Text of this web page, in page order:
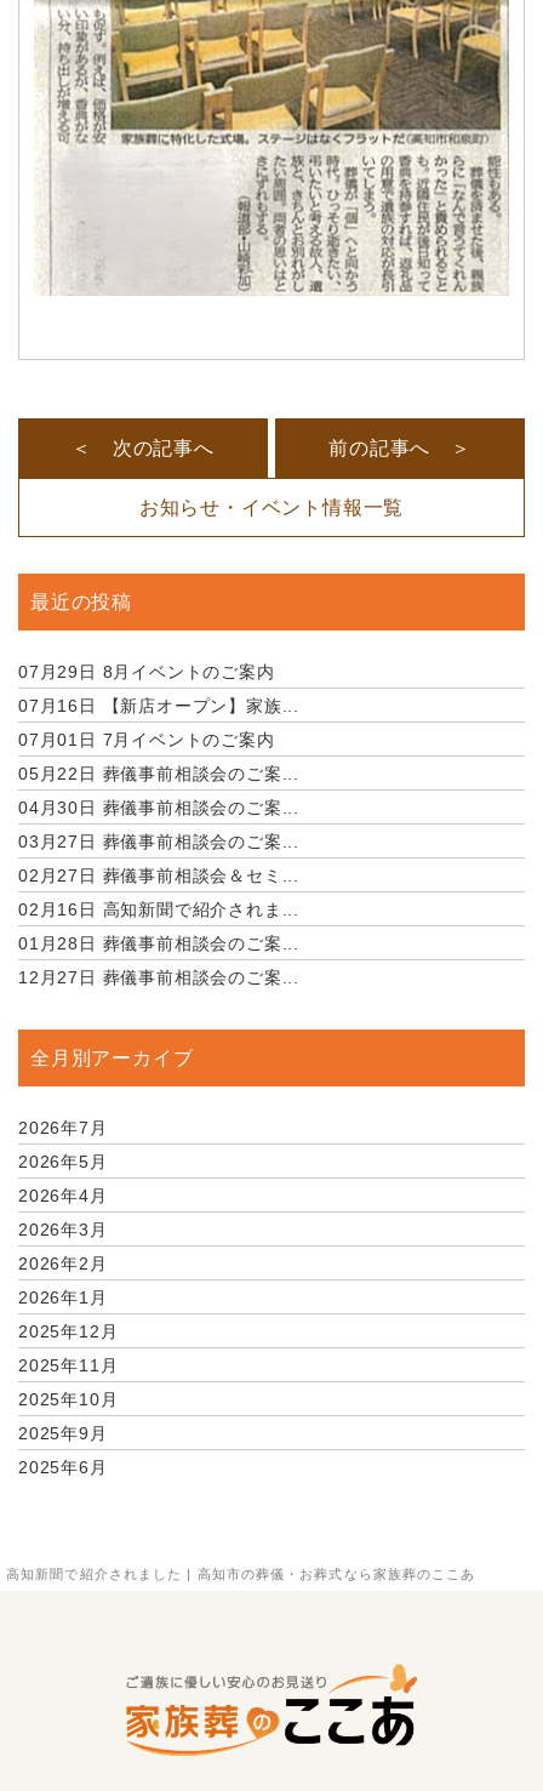
高知新聞で紹介されました | 高知市の葬儀・お葬式なら家族葬のここあ
＜ 次の記事へ
お知らせ・イベント情報一覧
前の記事へ ＞
最近の投稿
07月29日 8月イベントのご案内
07月16日
【新店オープン】家族...
07月01日 7月イベントのご案内
05月22日 葬儀事前相談会のご案...
04月30日 葬儀事前相談会のご案...
03月27日 葬儀事前相談会のご案...
02月27日 葬儀事前相談会＆セミ...
02月16日 高知新聞で紹介されま...
01月28日 葬儀事前相談会のご案...
12月27日 葬儀事前相談会のご案...
全月別アーカイブ
2026年7月
2026年5月
2026年4月
2026年3月
2026年2月
2026年1月
2025年12月
2025年11月
2025年10月
2025年9月
2025年6月